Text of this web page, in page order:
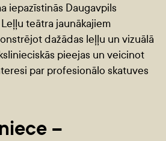
iepazīstinās Daugavpils
teātra jaunākajiem
dažādas leļļu un vizuālā
pieejas un veicinot
par profesionālo skatuves
–